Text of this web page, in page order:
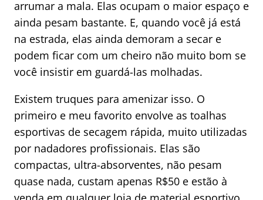
arrumar a mala. Elas ocupam o maior espaço e
ainda pesam bastante. E, quando você já está
na estrada, elas ainda demoram a secar e
podem ficar com um cheiro não muito bom se
você insistir em guardá-las molhadas.
Existem truques para amenizar isso. O
primeiro e meu favorito envolve as toalhas
esportivas de secagem rápida, muito utilizadas
por nadadores profissionais. Elas são
compactas, ultra-absorventes, não pesam
quase nada, custam apenas R$50 e estão à